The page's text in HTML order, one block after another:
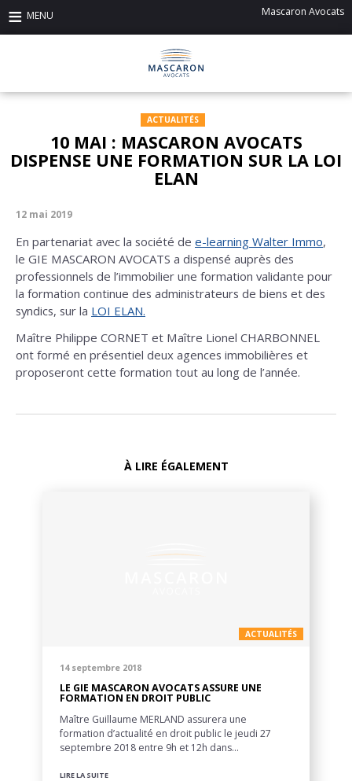
Mascaron Avocats
ACTUALITÉS
10 MAI : MASCARON AVOCATS
DISPENSE UNE FORMATION SUR LA LOI
ELAN
12 mai 2019
En partenariat avec la société de e-learning Walter Immo,
le GIE MASCARON AVOCATS a dispensé auprès des
professionnels de l’immobilier une formation validante pour
la formation continue des administrateurs de biens et des
syndics, sur la LOI ELAN.
Maître Philippe CORNET et Maître Lionel CHARBONNEL
ont formé en présentiel deux agences immobilières et
proposeront cette formation tout au long de l’année.
À LIRE ÉGALEMENT
ACTUALITÉS
14 septembre 2018
LE GIE MASCARON AVOCATS ASSURE UNE
FORMATION EN DROIT PUBLIC
Maître Guillaume MERLAND assurera une
formation d’actualité en droit public le jeudi 27
septembre 2018 entre 9h et 12h dans…
LIRE LA SUITE